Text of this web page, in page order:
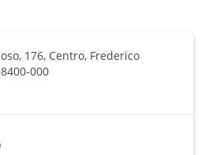
176, Centro, Frederico
000